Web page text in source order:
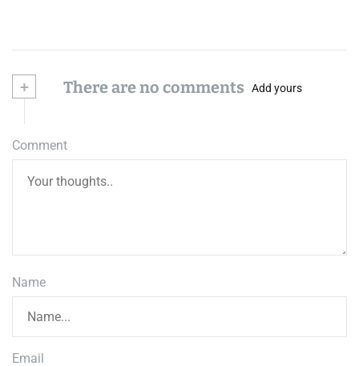
+ There are no comments Add yours
Comment
Name
Email